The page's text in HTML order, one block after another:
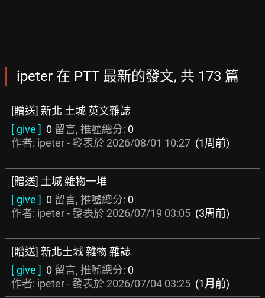
ipeter 在 PTT 最新的發文, 共 173 篇
[贈送] 新北 土城 英文雜誌
[ give ] 0 留言, 推噓總分: 0
作者: ipeter - 發表於 2026/08/01 10:27 (1周前)
[贈送] 土城 雜物一堆
[ give ] 0 留言, 推噓總分: 0
作者: ipeter - 發表於 2026/07/19 03:05 (3周前)
[贈送] 新北土城 雜物 雜誌
[ give ] 0 留言, 推噓總分: 0
作者: ipeter - 發表於 2026/07/04 03:25 (1月前)